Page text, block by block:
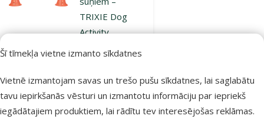
Šī tīmekļa vietne izmanto sīkdatnes
Vietnē izmantojam savas un trešo pušu sīkdatnes, lai saglabātu
tavu iepirkšanās vēsturi un izmantotu informāciju par iepriekš
iegādātajiem produktiem, lai rādītu tev interesējošas reklāmas.
TRIXIE Dog
Activity
Orange/Yellow
Cena
29,99 €